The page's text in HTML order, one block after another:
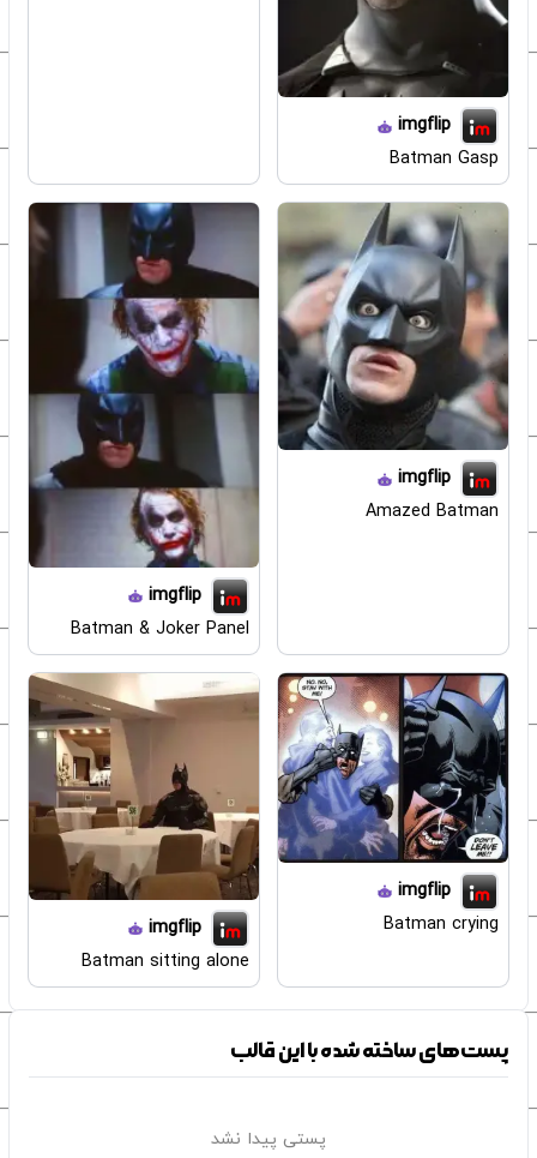
imgflip
Batman Gasp
imgflip
Amazed Batman
imgflip
Batman & Joker Panel
imgflip
Batman crying
imgflip
Batman sitting alone
پست‌های ساخته شده با این قالب
پستی پیدا نشد